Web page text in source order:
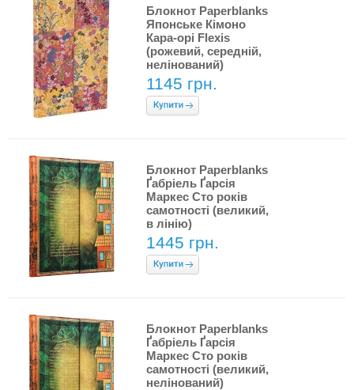
Блокнот Paperblanks
Японське Кімоно
Кара-орі Flexis
(рожевий, середній,
нелінований)
1145 грн.
Блокнот Paperblanks
Ґабріель Ґарсія
Маркес Сто років
самотності (великий,
в лінію)
1445 грн.
Блокнот Paperblanks
Ґабріель Ґарсія
Маркес Сто років
самотності (великий,
нелінований)